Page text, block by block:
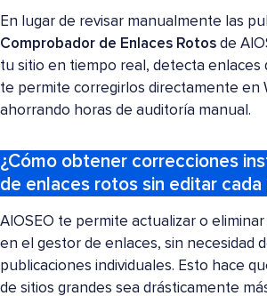
En lugar de revisar manualmente las
Comprobador de Enlaces Rotos de
tu sitio en tiempo real, detecta enlaces
te permite corregirlos directamente en
ahorrando horas de auditoría manual.
¿Cómo obtener correcciones
de enlaces rotos sin editar cada
AIOSEO te permite actualizar o
en el gestor de enlaces, sin necesidad
publicaciones individuales. Esto hace
de sitios grandes sea drásticamente